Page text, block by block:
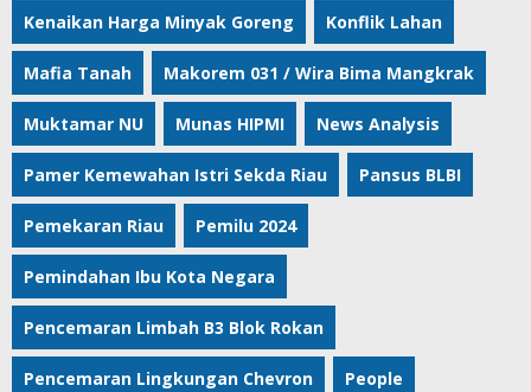
Kenaikan Harga Minyak Goreng Konflik Lahan
Mafia Tanah Makorem 031 / Wira Bima Mangkrak
Muktamar NU Munas HIPMI News Analysis
Pamer Kemewahan Istri Sekda Riau Pansus BLBI
Pemekaran Riau Pemilu 2024
Pemindahan Ibu Kota Negara
Pencemaran Limbah B3 Blok Rokan
Pencemaran Lingkungan Chevron People